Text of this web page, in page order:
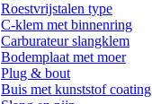
Roestvrijstalen type
C-klem met binnenring
Carburateur slangklem
Bodemplaat met moer
Plug & bout
Buis met kunststof coating